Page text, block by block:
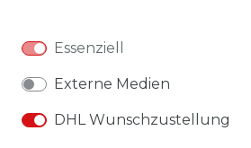
Essenziell
Externe Medien
DHL Wunschzustellung